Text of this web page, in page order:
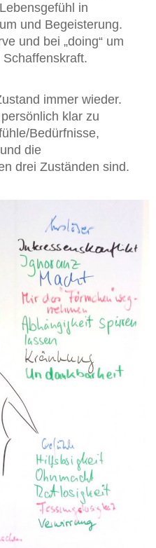
in
und Begeisterung.
und bei „doing“ um
immer wieder.
klar zu
Bedürfnisse,
die
drei Zuständen sind.